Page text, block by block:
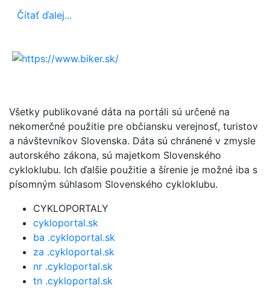
Čítať ďalej...
Všetky publikované dáta na portáli sú určené na
nekomerčné použitie pre občiansku verejnosť, turistov
a návštevníkov Slovenska. Dáta sú chránené v zmysle
autorského zákona, sú majetkom Slovenského
cykloklubu. Ich ďalšie použitie a šírenie je možné iba s
písomným súhlasom Slovenského cykloklubu.
CYKLOPORTALY
cykloportal.sk
ba .cykloportal.sk
za .cykloportal.sk
nr .cykloportal.sk
tn .cykloportal.sk